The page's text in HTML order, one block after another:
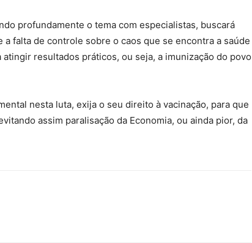
profundamente o tema com especialistas, buscará
falta de controle sobre o caos que se encontra a saúde
resultados práticos, ou seja, a imunização do povo
nesta luta, exija o seu direito à vacinação, para que
assim paralisação da Economia, ou ainda pior, da